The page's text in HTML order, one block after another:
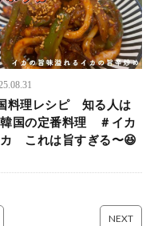
料理レシピ 知る人は
国の定番料理 ＃イカ
これは旨すぎる〜😆
NEXT